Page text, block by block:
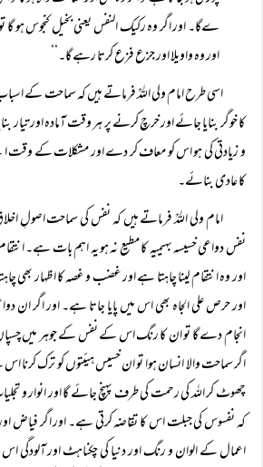
ےگا۔ اور اگر وہ رکیک النفس یعنی بخیل کنجوس ہو
اور وہ واویلا اور جزع فزع کرتا رہے گا۔‘‘
اسی طرح امام ولی اللہؒ فرماتے ہیں کہ سماحت کے
کا خوگر بنایا جائے اور خرچ کرنے پر ہر وقت آمادہ اور
و زیادتی کی ہو اس کو معاف کر دے اور مشکلات کے وقت
کا عادی بنائے۔
امام ولی اللہؒ فرماتے ہیں کہ نفس کی سماحت اصولِ
نفس دواعی خسیسہ بہیمیہ کا مطیع نہ ہو یہ اہم بات ہے۔
اور وہ انتقام لینا چاہتا ہے اور غضب و غصہ کا اظہار بھی
اور حرص علی الجاہ بھی اس میں پایا جاتا ہے۔ اور اگر ان
انجام دے گا تو ان کا رنگ اس کے نفس کے جوہر میں چسپاں
اگر سماحت والا انسان ہوا تو ان خسیس ہیئتوں کو ترک
چھوٹ کر اللہ کی رحمت کی طرف پہنچ جائے گا اور انوار و
کہ نفسوس کی جبلت اس کا تقاضہ کرتی ہے۔ اور اگر فیاض
اعمال کے الوان و رنگ اور دنیا کی چکناہٹ اور